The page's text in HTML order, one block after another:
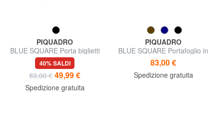
PIQUADRO
BLUE SQUARE Porta biglietti
da visita in pelle
40% SALDI
83,00 € 49,99 €
Spedizione gratuita
PIQUADRO
BLUE SQUARE Portafoglio in
pelle con RFID
83,00 €
Spedizione gratuita